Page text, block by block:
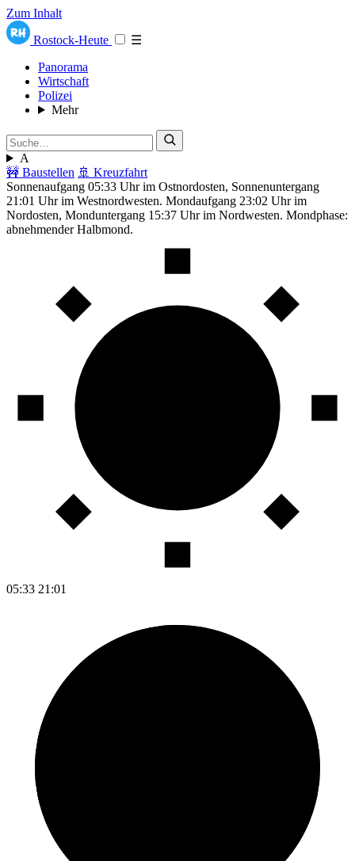
Zum Inhalt
Rostock-Heute
☰
Panorama
Wirtschaft
Polizei
Mehr
A
🚧 Baustellen 🚢 Kreuzfahrt
Sonnenaufgang 05:33 Uhr im Ostnordosten, Sonnenuntergang
21:01 Uhr im Westnordwesten. Mondaufgang 23:02 Uhr im
Nordosten, Monduntergang 15:37 Uhr im Nordwesten. Mondphase:
abnehmender Halbmond.
05:33 21:01